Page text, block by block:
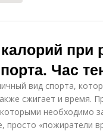
при
Час
вид спорта,
сжигает и время.
необходимо
просто «пожиратели